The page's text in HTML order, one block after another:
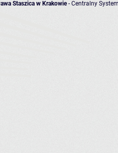
Staszica w Krakowie- Centralny